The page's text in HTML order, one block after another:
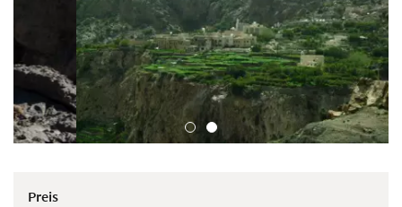
Preis